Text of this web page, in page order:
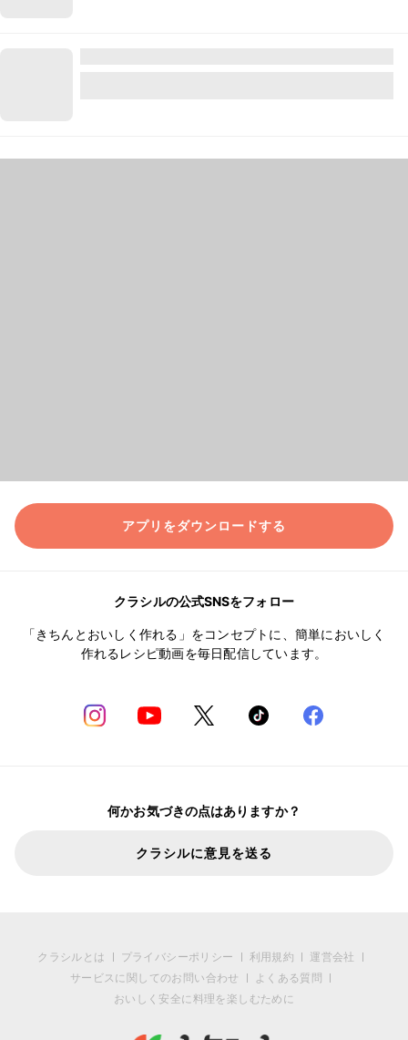
アプリをダウンロードする
クラシルの公式SNSをフォロー
「きちんとおいしく作れる」をコンセプトに、簡単においしく
作れるレシピ動画を毎日配信しています。
何かお気づきの点はありますか？
クラシルに意見を送る
クラシルとは プライバシーポリシー 利用規約
運営会社
サービスに関してのお問い合わせ
よくある質問
おいしく安全に料理を楽しむために